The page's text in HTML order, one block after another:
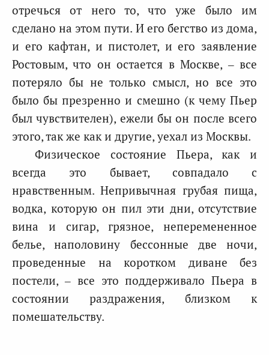
отречься от него то, что уже было им
сделано на этом пути. И его бегство из дома,
и его кафтан, и пистолет, и его заявление
Ростовым, что он остается в Москве, – все
потеряло бы не только смысл, но все это
было бы презренно и смешно (к чему Пьер
был чувствителен), ежели бы он после всего
этого, так же как и другие, уехал из Москвы.
Физическое состояние Пьера, как и
всегда это бывает, совпадало с
нравственным. Непривычная грубая пища,
водка, которую он пил эти дни, отсутствие
вина и сигар, грязное, неперемененное
белье, наполовину бессонные две ночи,
проведенные на коротком диване без
постели, – все это поддерживало Пьера в
состоянии раздражения, близком к
помешательству.